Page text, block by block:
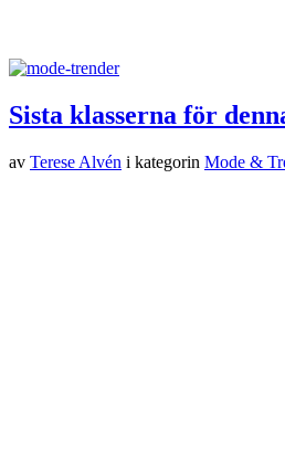
Sista klasserna för
av Terese Alvén i kategorin Mode &